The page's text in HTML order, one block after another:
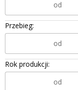
Przebieg:
Rok produkcji: